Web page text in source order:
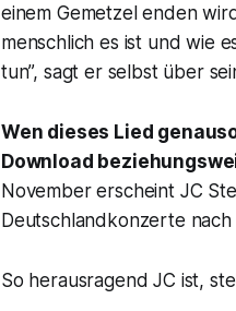
einem Gemetzel enden
menschlich es ist und wie
tun”, sagt er selbst über
Wen dieses Lied
Download
November erscheint JC
Deutschlandkonzerte
So herausragend JC ist,